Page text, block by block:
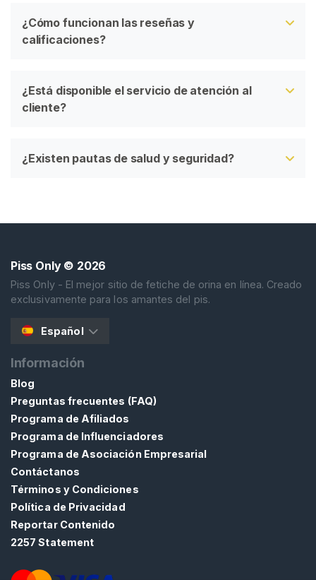
¿Cómo funcionan las reseñas y
calificaciones?
¿Está disponible el servicio de atención al
cliente?
¿Existen pautas de salud y seguridad?
Piss Only© 2026
Piss Only - El mejor sitio de fetiche de orina en línea. Creado
exclusivamente para los amantes del pis.
Español
Información
Blog
Preguntas frecuentes (FAQ)
Programa de Afiliados
Programa de Influenciadores
Programa de Asociación Empresarial
Contáctanos
Términos y Condiciones
Política de Privacidad
Reportar Contenido
2257 Statement